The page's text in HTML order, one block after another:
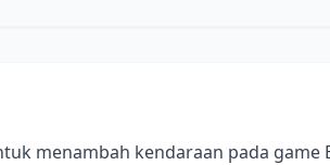
menambah kendaraan pada game